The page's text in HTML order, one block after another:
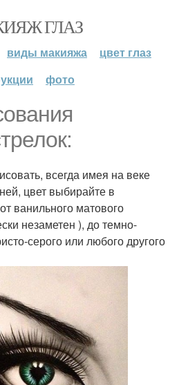
ГЛАЗ
виды макияжа
цвет глаз
фото
всегда имея на веке
цвет выбирайте в
ванильного матового
незаметен ), до темно-
серого или любого другого